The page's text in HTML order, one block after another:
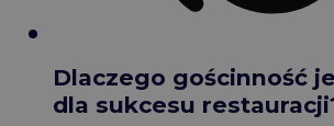
Dlaczego gościnność
dla sukcesu